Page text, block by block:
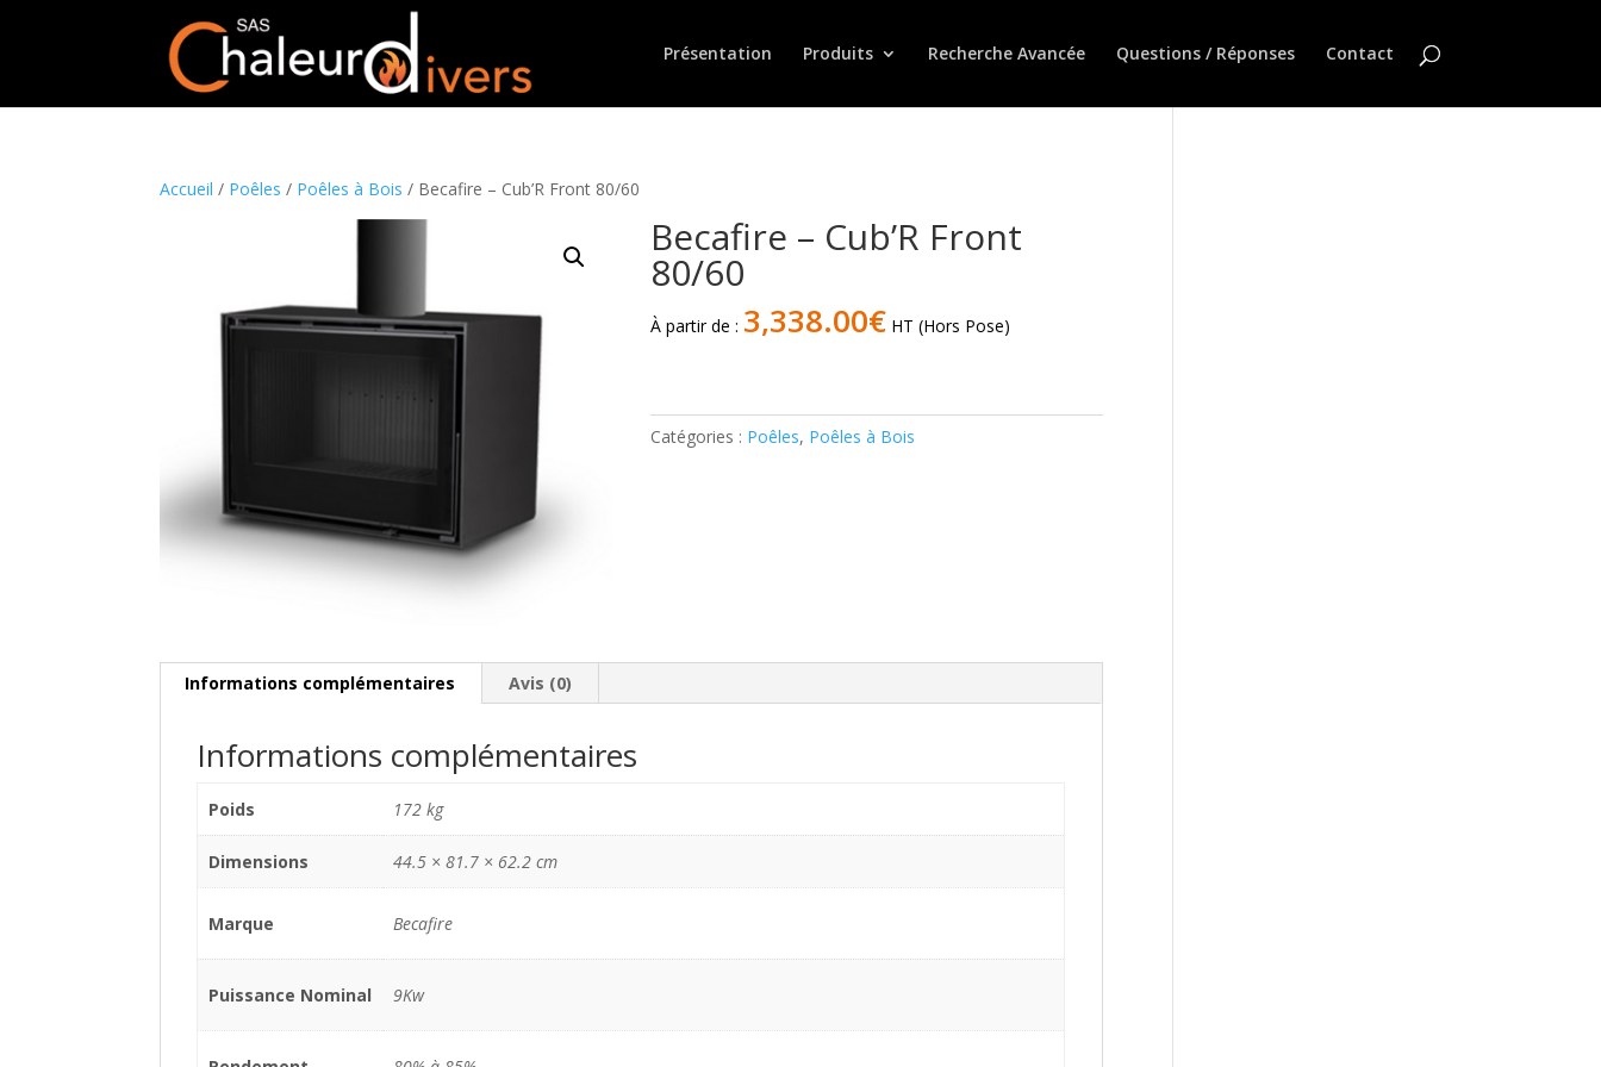
Présentation Produits Recherche Avancée Questions / Réponses Contact
Accueil / Poêles / Poêles à Bois / Becafire – Cub’R Front 80/60
Becafire – Cub’R Front
80/60
À partir de : 3,338.00€ HT (Hors Pose)
Becafire
Catégories : Poêles, Poêles à Bois
Informations complémentaires Avis (0)
Informations complémentaires
Poids 172 kg
Dimensions 44.5 × 81.7 × 62.2 cm
Marque Becafire
Puissance Nominal 9Kw